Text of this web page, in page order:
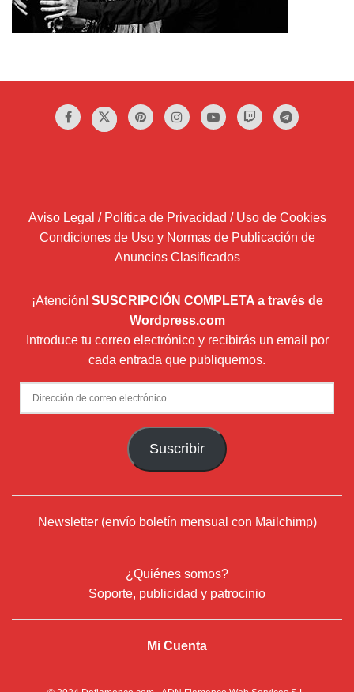
Aviso Legal / Política de Privacidad / Uso de Cookies
Condiciones de Uso y Normas de Publicación de
Anuncios Clasificados
¡Atención! SUSCRIPCIÓN COMPLETA a través de
Wordpress.com
Introduce tu correo electrónico y recibirás un email por
cada entrada que publiquemos.
Dirección
de
Suscribir
Newsletter (envío boletín mensual con Mailchimp)
¿Quiénes somos?
Soporte, publicidad y patrocinio
Mi Cuenta